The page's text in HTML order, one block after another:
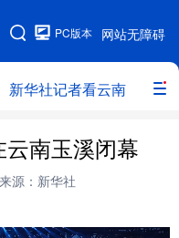
网站无障碍
PC版本
新华社记者看云南 政务
本网原创
南玉溪闭幕
来源：新华社